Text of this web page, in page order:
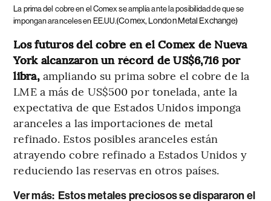
La prima del cobre en el Comex se amplía ante la posibilidad de que se
impongan aranceles en EE.UU.(Comex, London Metal Exchange)
Los futuros del cobre en el Comex de Nueva
York alcanzaron un récord de US$6,716 por
libra,ampliando su prima sobre el cobre de la
LME a más de US$500 por tonelada, ante la
expectativa de que Estados Unidos imponga
aranceles a las importaciones de metal
refinado. Estos posibles aranceles están
atrayendo cobre refinado a Estados Unidos y
reduciendo las reservas en otros países.
Ver más: Estos metales preciosos se dispararon el